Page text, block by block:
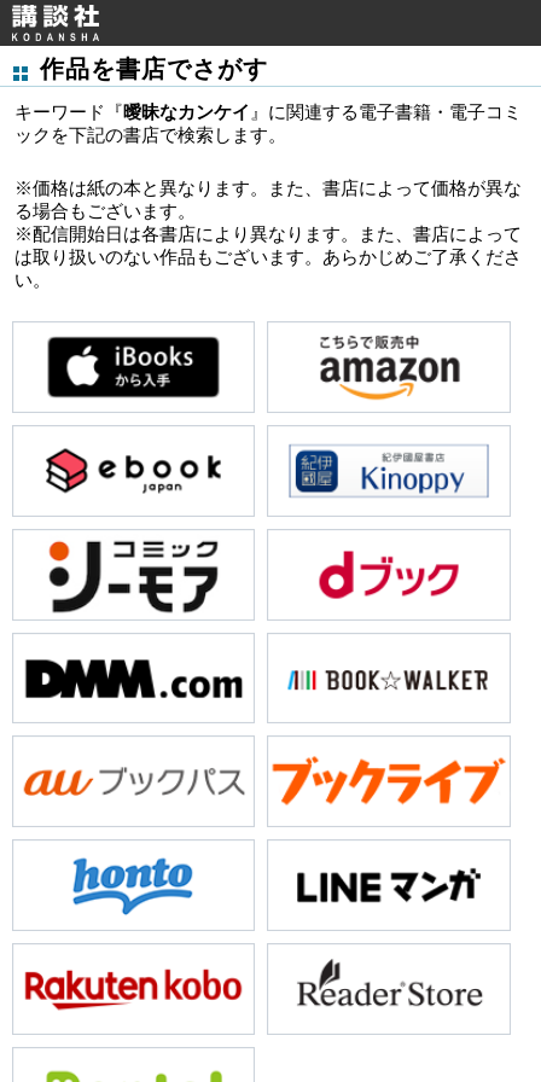
作品を書店でさがす
キーワード『曖昧なカンケイ 』に関連する電子書籍・電子コミ
ックを下記の書店で検索します。
※価格は紙の本と異なります。また、書店によって価格が異な
る場合もございます。
※配信開始日は各書店により異なります。また、書店によって
は取り扱いのない作品もございます。あらかじめご了承くださ
い。